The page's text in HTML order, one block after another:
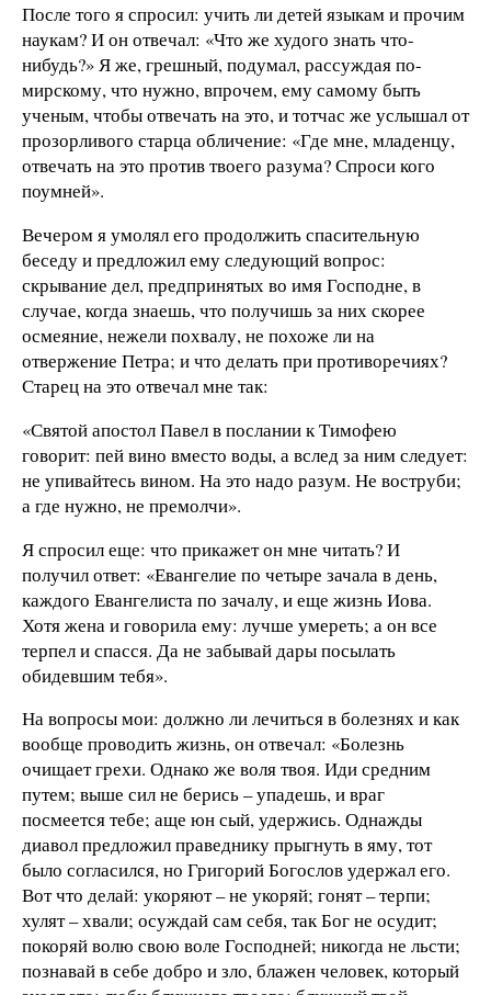
После того я спросил: учить ли детей языкам и прочим
наукам? И он отвечал: «Что же худого знать что-
нибудь?» Я же, грешный, подумал, рассуждая по-
мирскому, что нужно, впрочем, ему самому быть
ученым, чтобы отвечать на это, и тотчас же услышал от
прозорливого старца обличение: «Где мне, младенцу,
отвечать на это против твоего разума? Спроси кого
поумней».
Вечером я умолял его продолжить спасительную
беседу и предложил ему следующий вопрос:
скрывание дел, предпринятых во имя Господне, в
случае, когда знаешь, что получишь за них скорее
осмеяние, нежели похвалу, не похоже ли на
отвержение Петра; и что делать при противоречиях?
Старец на это отвечал мне так:
«Святой апостол Павел в послании к Тимофею
говорит: пей вино вместо воды, а вслед за ним следует:
не упивайтесь вином. На это надо разум. Не воструби;
а где нужно, не премолчи».
Я спросил еще: что прикажет он мне читать? И
получил ответ: «Евангелие по четыре зачала в день,
каждого Евангелиста по зачалу, и еще жизнь Иова.
Хотя жена и говорила ему: лучше умереть; а он все
терпел и спасся. Да не забывай дары посылать
обидевшим тебя».
На вопросы мои: должно ли лечиться в болезнях и как
вообще проводить жизнь, он отвечал: «Болезнь
очищает грехи. Однако же воля твоя. Иди средним
путем; выше сил не берись – упадешь, и враг
посмеется тебе; аще юн сый, удержись. Однажды
диавол предложил праведнику прыгнуть в яму, тот
было согласился, но Григорий Богослов удержал его.
Вот что делай: укоряют – не укоряй; гонят – терпи;
хулят – хвали; осуждай сам себя, так Бог не осудит;
покоряй волю свою воле Господней; никогда не льсти;
познавай в себе добро и зло, блажен человек, который